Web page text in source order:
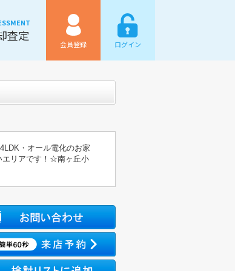
査定
会員登録 ログイン
・オール電化のお家
エリアです！☆南ヶ丘小